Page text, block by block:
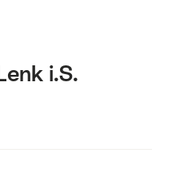
i.S.